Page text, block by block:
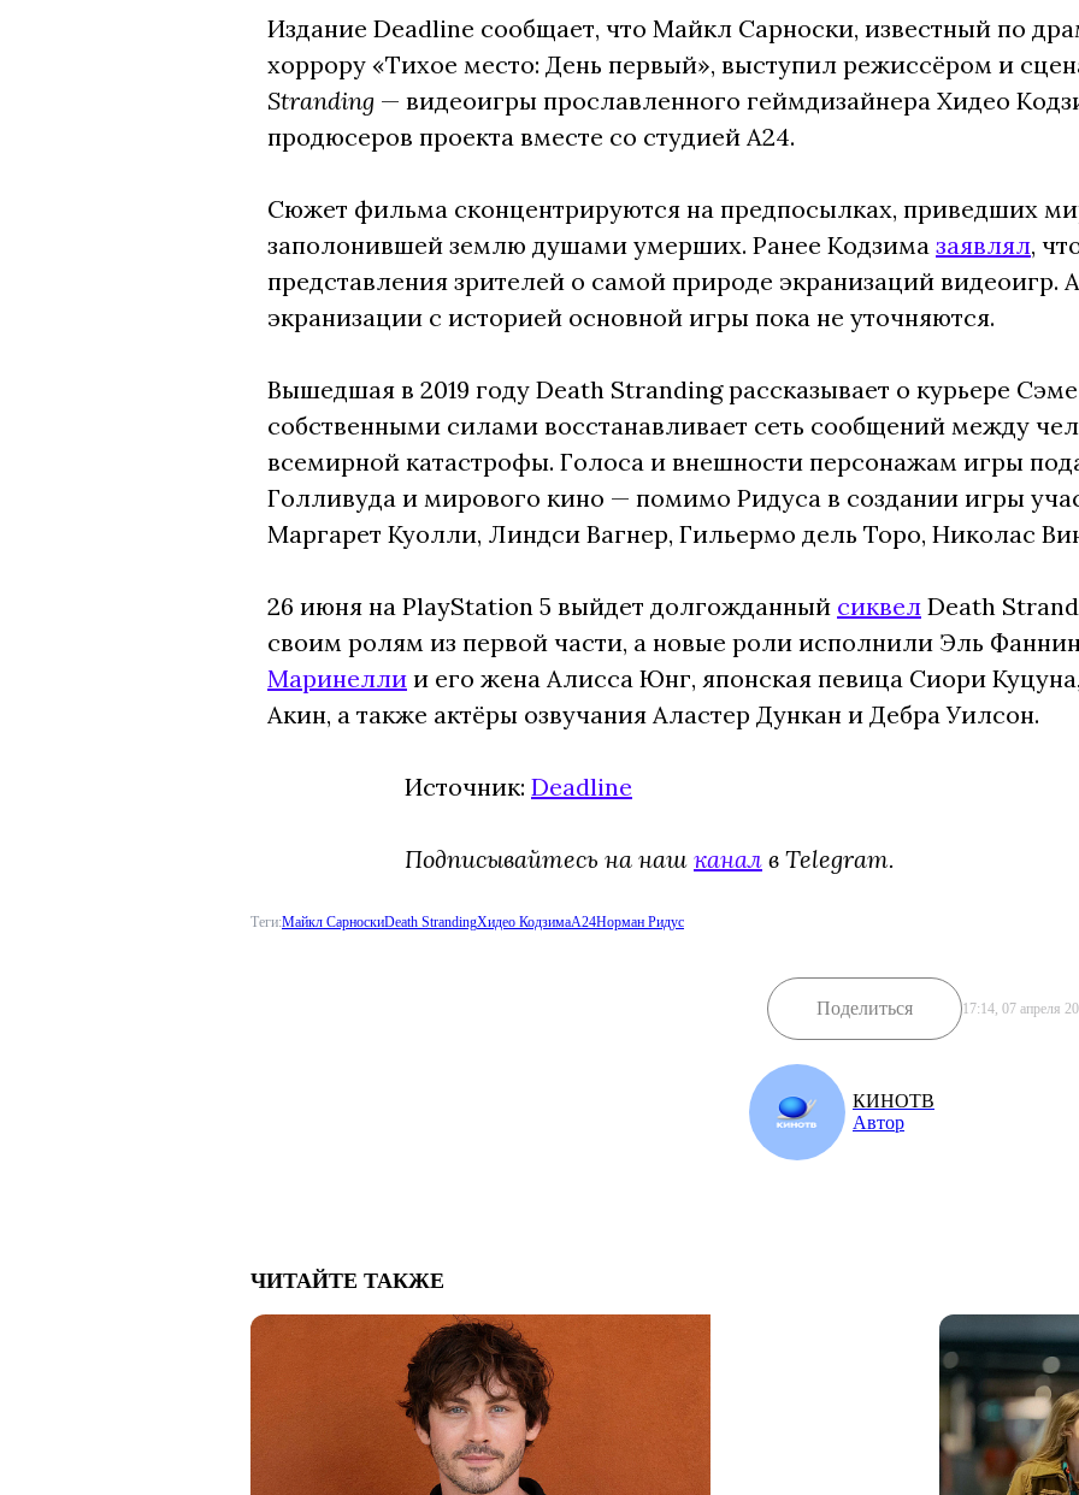
Издание Deadline сообщает, что Майкл Сарноски, известный по
хоррору «Тихое место: День первый», выступил режиссёром и
Stranding — видеоигры прославленного геймдизайнера Хидео
продюсеров проекта вместе со студией A24.
Сюжет фильма сконцентрируются на предпосылках, приведших
заполонившей землю душами умерших. Ранее Кодзима заявлял,
представления зрителей о самой природе экранизаций видеоигр.
экранизации с историей основной игры пока не уточняются.
Вышедшая в 2019 году Death Stranding рассказывает о курьере
собственными силами восстанавливает сеть сообщений между
всемирной катастрофы. Голоса и внешности персонажам игры
Голливуда и мирового кино — помимо Ридуса в создании игры
Маргарет Куолли, Линдси Вагнер, Гильермо дель Торо, Николас
26 июня на PlayStation 5 выйдет долгожданный сиквел Death
своим ролям из первой части, а новые роли исполнили Эль
Маринелли и его жена Алисса Юнг, японская певица Сиори
Акин, а также актёры озвучания Аластер Дункан и Дебра Уилсон.
Источник: Deadline
Подписывайтесь на наш канал в Telegram.
Теги:Майкл СарноскиDeath StrandingХидео КодзимаA24Норман Ридус
Поделиться 17:14, 07 апреля
КИНОТВ
Автор
ЧИТАЙТЕ ТАКЖЕ